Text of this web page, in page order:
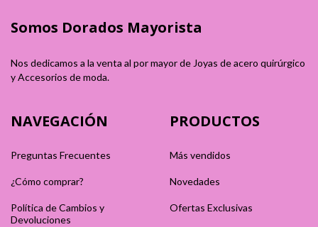
Somos Dorados Mayorista
Nos dedicamos a la venta al por mayor de Joyas de acero quirúrgico
y Accesorios de moda.
NAVEGACIÓN
Preguntas Frecuentes
¿Cómo comprar?
Política de Cambios y
Devoluciones
PRODUCTOS
Más vendidos
Novedades
Ofertas Exclusivas